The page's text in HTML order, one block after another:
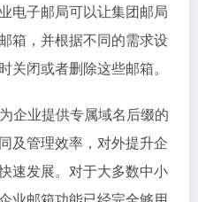
电子邮局可以让集团邮局
箱，并根据不同的需求设
关闭或者删除这些邮箱。
企业提供专属域名后缀的
及管理效率，对外提升企
速发展。对于大多数中小